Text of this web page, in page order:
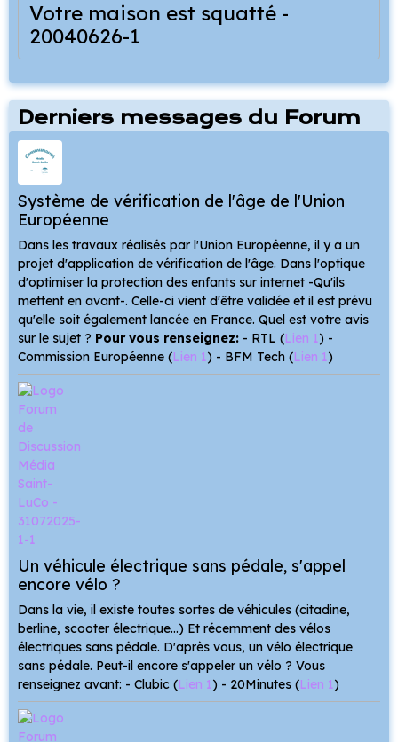
Votre maison est squatté -
20040626-1
Derniers messages du Forum
Système de vérification de l'âge de l'Union
Européenne
Dans les travaux réalisés par l'Union Européenne, il y a un
projet d'application de vérification de l'âge. Dans l'optique
d'optimiser la protection des enfants sur internet -Qu'ils
mettent en avant-. Celle-ci vient d'être validée et il est prévu
qu'elle soit également lancée en France. Quel est votre avis
sur le sujet ? Pour vous renseignez: - RTL (Lien 1) -
Commission Européenne (Lien 1) - BFM Tech (Lien 1)
Un véhicule électrique sans pédale, s'appel
encore vélo ?
Dans la vie, il existe toutes sortes de véhicules (citadine,
berline, scooter électrique...) Et récemment des vélos
électriques sans pédale. D'après vous, un vélo électrique
sans pédale. Peut-il encore s'appeler un vélo ? Vous
renseignez avant: - Clubic (Lien 1) - 20Minutes (Lien 1)